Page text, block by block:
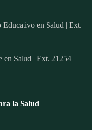
en Salud | Ext.
en Salud | Ext. 21254
la Salud